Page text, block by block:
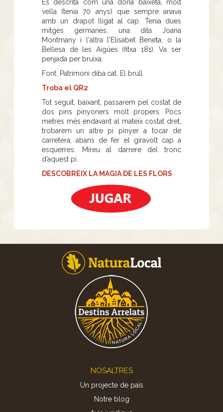
És descrita com una dona baixeta, molt
vella (tenia 70 anys) que sempre anava
amb un drapot lligat al cap. Tenia dues
mitges germanes, una dita Joana
Montmany i l'altra l'Elisabet Beneta, o la
Bellesa de les Aigües (fitxa 181). Va ser
penjada per bruixa.
Font. Patrimoni diba.cat. El brull
Troba el QR2
Tot seguit, baixant, passarem pel costat de
dos pins pinyoners molt propers. Pocs
metres més endavant al mateix costat dret,
trobarem un altre pi pinyer a tocar de
carretera, abans de fer el giravolt cap a
esquerres. Mireu al darrere del tronc
d’aquest pi.
DESCOBREIX LA MAGIA DE LES FLORS
NOSALTRES
Un projecte de país
Notre blog